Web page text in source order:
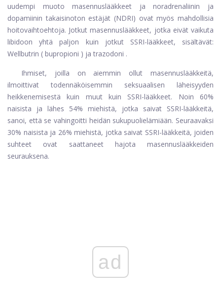
uudempi muoto
masennuslääkkeet
ja noradrenaliinin ja
dopamiinin takaisinoton estäjät (NDRI) ovat myös mahdollisia
hoitovaihtoehtoja. Jotkut masennuslääkkeet, jotka eivät vaikuta
libidoon yhtä paljon kuin jotkut SSRI-lääkkeet, sisältävät:
Wellbutrin ( bupropioni ) ja trazodoni .
Ihmiset, joilla on aiemmin ollut masennuslääkkeitä,
ilmoittivat todennäköisemmin seksuaalisen läheisyyden
heikkenemisestä kuin muut kuin SSRI-lääkkeet. Noin 60%
naisista ja lähes 54% miehistä, jotka saivat SSRI-lääkkeitä,
sanoi, että se vahingoitti heidän sukupuolielämiään. Seuraavaksi
30% naisista ja 26% miehistä, jotka saivat SSRI-lääkkeitä, joiden
suhteet ovat saattaneet hajota masennuslääkkeiden
seurauksena.
ad